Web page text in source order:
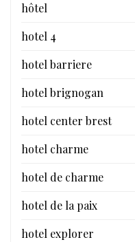
hôtel
hotel 4
hotel barriere
hotel brignogan
hotel center brest
hotel charme
hotel de charme
hotel de la paix
hotel explorer